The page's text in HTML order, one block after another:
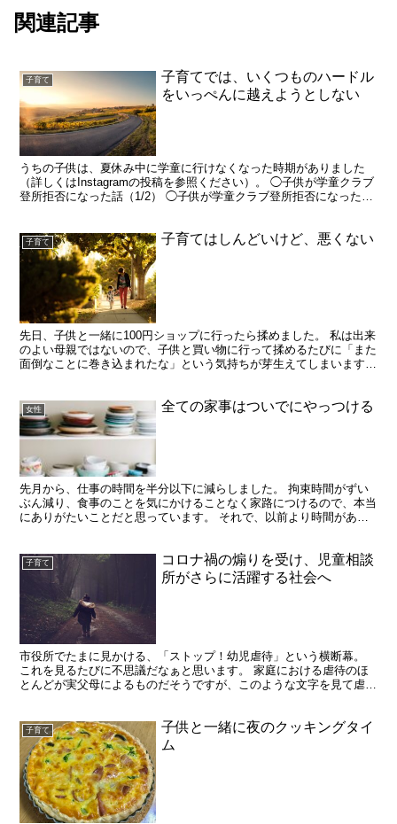
関連記事
子育て
子育てでは、いくつものハードル
をいっぺんに越えようとしない
うちの子供は、夏休み中に学童に行けなくなった時期がありました
（詳しくはInstagramの投稿を参照ください）。 ◯子供が学童クラブ
登所拒否になった話（1/2） ◯子供が学童クラブ登所拒否になった話
子育て 子育てはしんどいけど、悪くない
先日、子供と一緒に100円ショップに行ったら揉めました。 私は出来
のよい母親ではないので、子供と買い物に行って揉めるたびに「また
面倒なことに巻き込まれたな」という気持ちが芽生えてしまいます。
女性 全ての家事はついでにやっつける
先月から、仕事の時間を半分以下に減らしました。 拘束時間がずい
ぶん減り、食事のことを気にかけることなく家路につけるので、本当
にありがたいことだと思っています。 それで、以前より時間がある
子育て
コロナ禍の煽りを受け、児童相談
所がさらに活躍する社会へ
市役所でたまに見かける、「ストップ！幼児虐待」という横断幕。
これを見るたびに不思議だなぁと思います。 家庭における虐待のほ
とんどが実父母によるものだそうですが、このような文字を見て虐待
子育て
子供と一緒に夜のクッキングタイ
ム